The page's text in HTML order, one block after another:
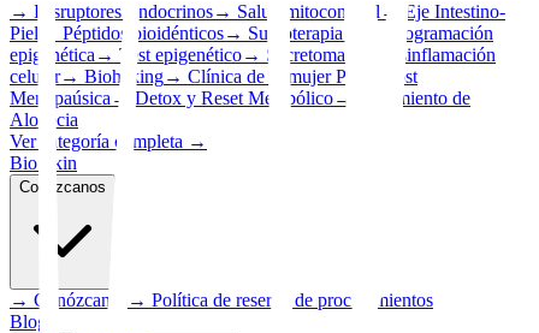
→ Disruptores Endocrinos→ Salud mitocondrial →
Eje Intestino-
Piel
Péptidos bioidénticos→ Sueroterapia
Reprogramación
epigenética → Test epigenético→ Secretomas
Desinflamación
celular→ Biohaking→ Clínica de la mujer Peri y Post
Menopaúsica → Detox y Reset Metabólico→
Tratamiento de
Alopecia
Ver categoría completa →
Bio Skin
Conózcanos
→ Conózcanos → Política de reserva de procedimientos
Blog